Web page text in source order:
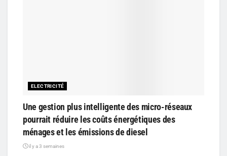
ELECTRICITÉ
Une gestion plus intelligente des micro-réseaux
pourrait réduire les coûts énergétiques des
ménages et les émissions de diesel
il y a 3 semaines